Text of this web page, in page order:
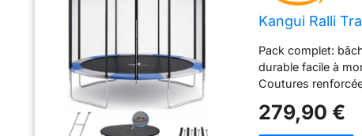
Kangui Ralli
Pack complet:
durable facile à
Coutures
par le CRITT -
279,90 €